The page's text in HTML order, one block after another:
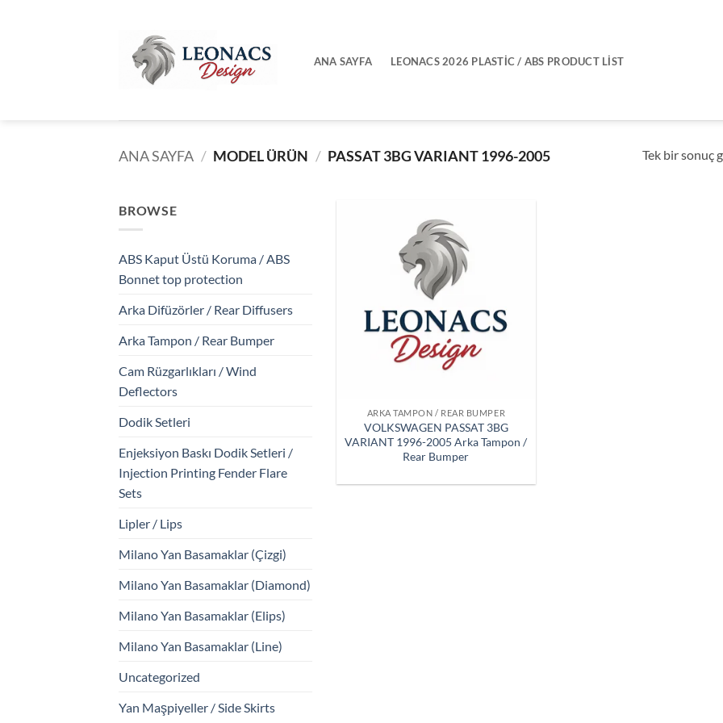
ANA SAYFA LEONACS 2026 PLASTIC / ABS PRODUCT LIST
ANA SAYFA / MODEL ÜRÜN / PASSAT 3BG VARIANT 1996-2005 Tek bir sonuç
BROWSE
ABS Kaput Üstü Koruma / ABS
Bonnet top protection
Arka Difüzörler / Rear Diffusers
Arka Tampon / Rear Bumper
Cam Rüzgarlıkları / Wind
Deflectors
Dodik Setleri
Enjeksiyon Baskı Dodik Setleri /
Injection Printing Fender Flare
Sets
Lipler / Lips
Milano Yan Basamaklar (Çizgi)
Milano Yan Basamaklar (Diamond)
Milano Yan Basamaklar (Elips)
Milano Yan Basamaklar (Line)
Uncategorized
Yan Maşpiyeller / Side Skirts
ARKA TAMPON / REAR BUMPER
VOLKSWAGEN PASSAT 3BG
VARIANT 1996-2005 Arka Tampon /
Rear Bumper